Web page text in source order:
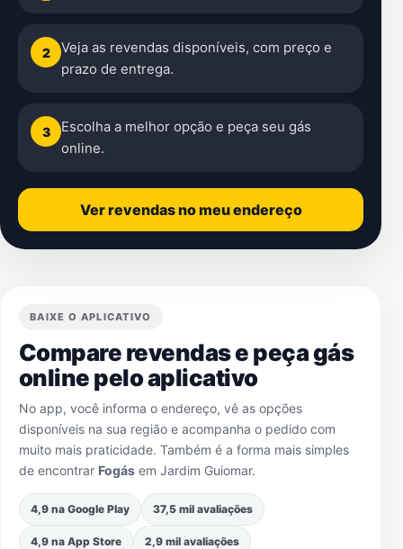
2
Veja as revendas disponíveis, com preço e
prazo de entrega.
3
Escolha a melhor opção e peça seu gás
online.
Ver revendas no meu endereço
BAIXE O APLICATIVO
Compare revendas e peça gás
online pelo aplicativo
No app, você informa o endereço, vê as opções
disponíveis na sua região e acompanha o pedido com
muito mais praticidade. Também é a forma mais simples
de encontrar Fogás em Jardim Guiomar.
4,9 na Google Play 37,5 mil avaliações
4,9 na App Store 2,9 mil avaliações